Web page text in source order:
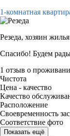
1-комнатная
Резеда, хозяин жилья
Спасибо! Будем
1 отзыв о
Чистота
Цена - качество
Качество
Расположение
Своевременность
Соответствие фото
Показать ещё